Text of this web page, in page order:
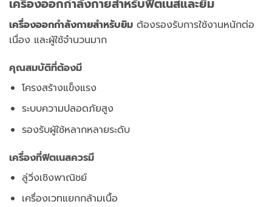
เครื่องออกกำลังกายสำหรับฟิตเนสและยิม
เครื่องออกกำลังกายสำหรับยิม ต้องรองรับการใช้งานหนักต่อ
เนื่อง และผู้ใช้จำนวนมาก
คุณสมบัติที่ต้องมี
โครงสร้างแข็งแรง
ระบบความปลอดภัยสูง
รองรับผู้ใช้หลากหลายระดับ
เครื่องที่ฟิตเนสควรมี
ลู่วิ่งเชิงพาณิชย์
เครื่องเวทแยกกล้ามเนื้อ